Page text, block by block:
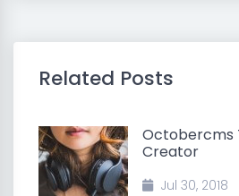
Related Posts
Octobercms
Creator
Jul 30, 2018